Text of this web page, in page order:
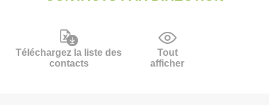
Téléchargez la liste des
contacts
Tout
afficher